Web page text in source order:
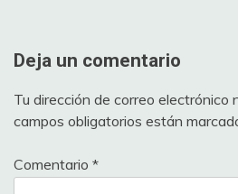
Deja un comentario
Tu dirección de correo electrónico
campos obligatorios están
Comentario *